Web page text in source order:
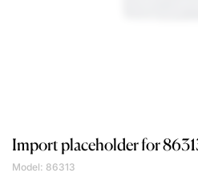
Import placeholder for
Model: 86313